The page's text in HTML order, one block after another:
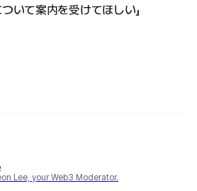
いて案内を受けてほしい」
Lee, your Web3 Moderator.